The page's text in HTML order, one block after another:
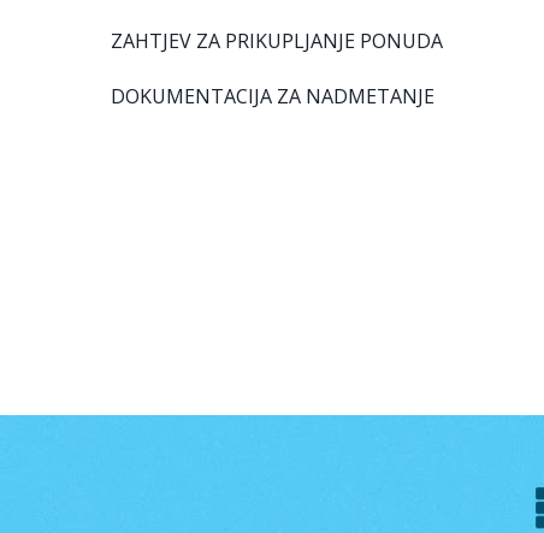
ZAHTJEV ZA PRIKUPLJANJE PONUDA
DOKUMENTACIJA ZA NADMETANJE